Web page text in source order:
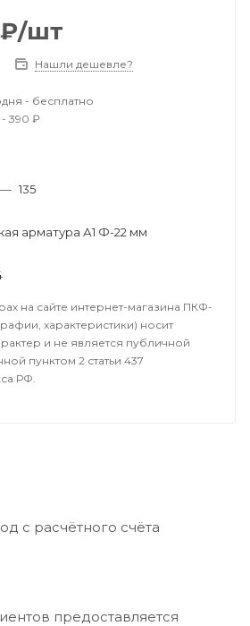
₽/шт
Нашли дешевле?
- бесплатно
- 390 ₽
— 135
арматура А1 Ф-22 мм
на сайте интернет-магазина ПКФ-
характеристики) носит
и не является публичной
пунктом 2 статьи 437
РФ.
с расчётного счёта
предоставляется